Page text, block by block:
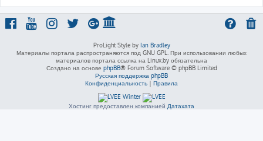
ProLight Style by Ian Bradley
Материалы портала распространяются под GNU GPL. При использовании любых
материалов портала ссылка на Linux.by обязательна
Создано на основе phpBB® Forum Software © phpBB Limited
Русская поддержка phpBB
Конфиденциальность | Правила
Хостинг предоставлен компанией Датахата